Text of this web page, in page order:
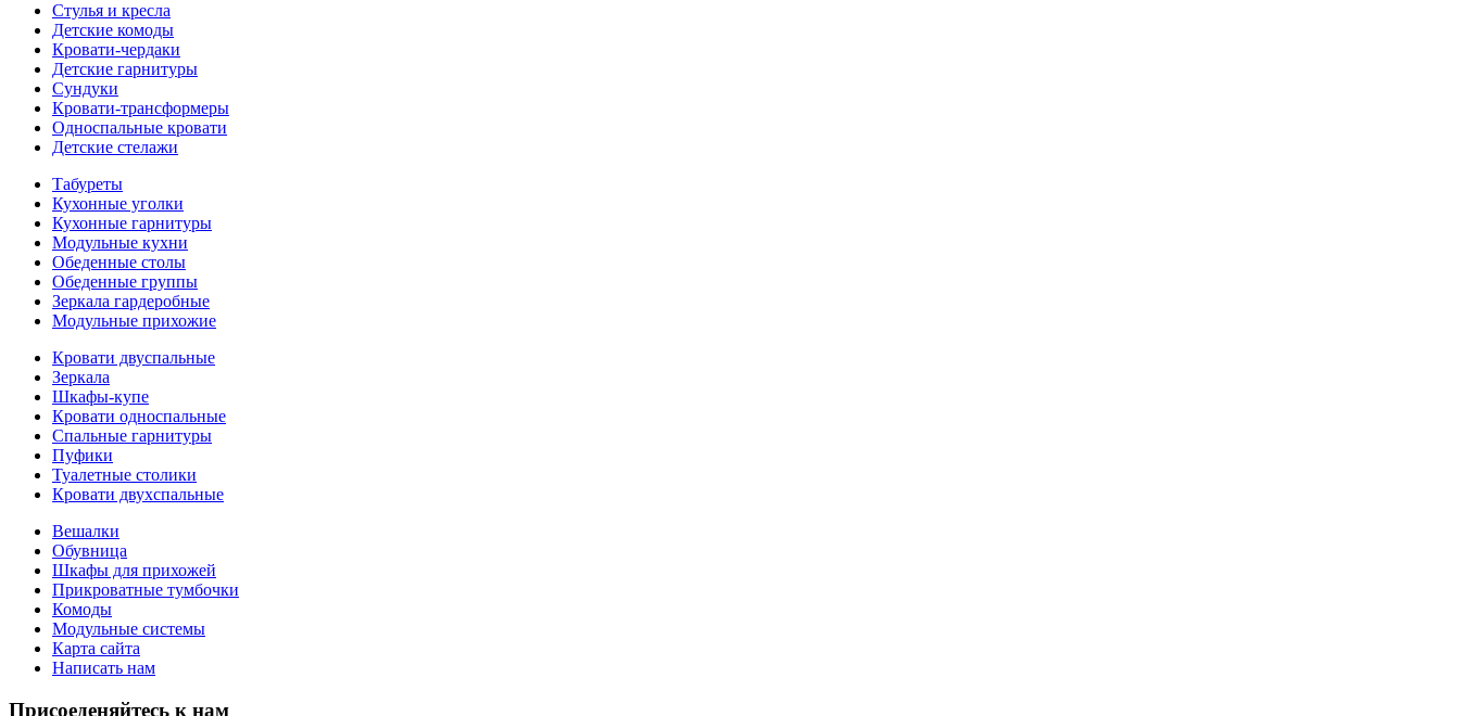
Стулья и кресла
Детские комоды
Кровати-чердаки
Детские гарнитуры
Сундуки
Кровати-трансформеры
Односпальные кровати
Детские стелажи
Табуреты
Кухонные уголки
Кухонные гарнитуры
Модульные кухни
Обеденные столы
Обеденные группы
Зеркала гардеробные
Модульные прихожие
Кровати двуспальные
Зеркала
Шкафы-купе
Кровати односпальные
Спальные гарнитуры
Пуфики
Туалетные столики
Кровати двухспальные
Вешалки
Обувница
Шкафы для прихожей
Прикроватные тумбочки
Комоды
Модульные системы
Карта сайта
Написать нам
Присоеденяйтесь к нам